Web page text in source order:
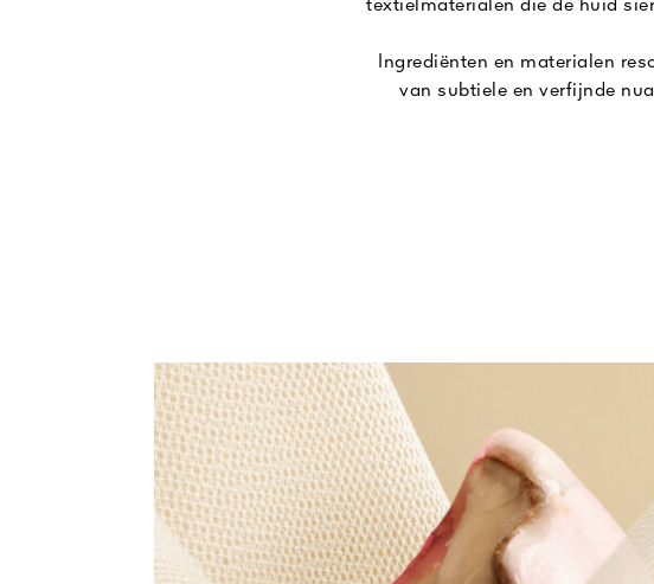
textielmaterialen die de huid
Ingrediënten en materialen
van subtiele en verfijnde